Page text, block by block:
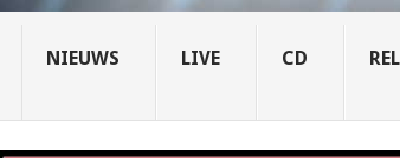
NIEUWS LIVE CD